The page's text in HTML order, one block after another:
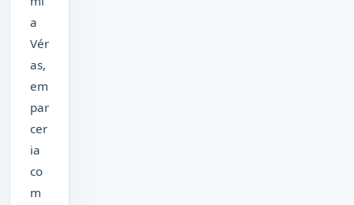
a
Vér
as,
em
par
cer
ia
co
m